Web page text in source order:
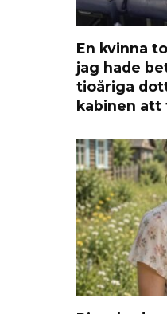
En kvinna
jag hade
tioåriga
kabinen att